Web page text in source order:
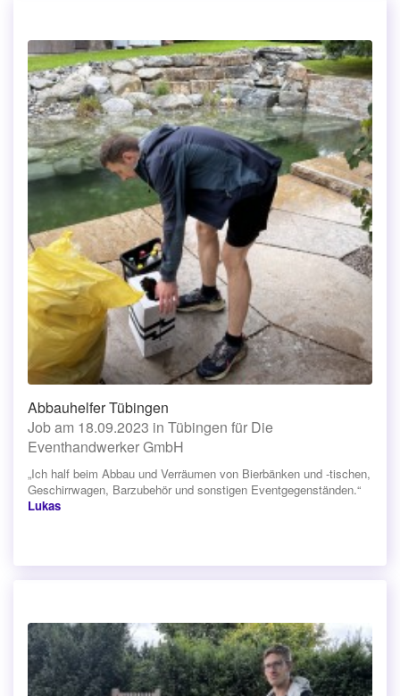
Abbauhelfer Tübingen
Job am 18.09.2023 in Tübingen für Die
Eventhandwerker GmbH
„Ich half beim Abbau und Verräumen von Bierbänken und -tischen,
Geschirrwagen, Barzubehör und sonstigen Eventgegenständen.“
Lukas